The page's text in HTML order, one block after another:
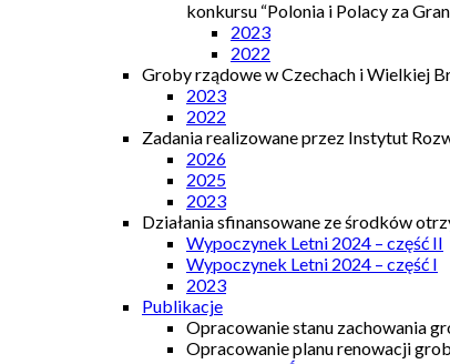
konkursu “Polonia i Polacy za
2023
2022
Groby rządowe w Czechach i Wielkiej
2023
2022
Zadania realizowane przez Instytut
2026
2025
2023
Działania sfinansowane ze środków
Wypoczynek Letni 2024 – część II
Wypoczynek Letni 2024 – część I
2023
Publikacje
Opracowanie stanu zachowania
Opracowanie planu renowacji